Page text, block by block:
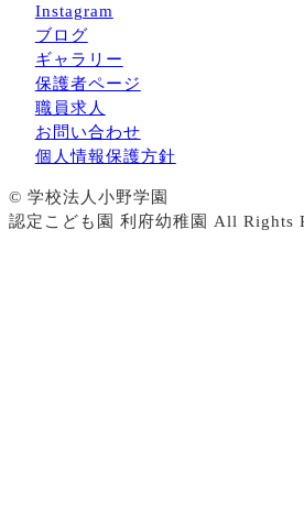
Instagram
ブログ
ギャラリー
保護者ページ
職員求人
お問い合わせ
個人情報保護方針
© 学校法人小野学園
認定こども園 利府幼稚園 All Rights